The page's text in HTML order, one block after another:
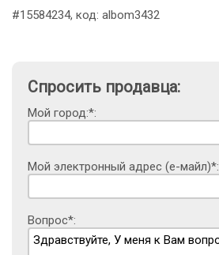
#15584234, код: albom3432
Спросить продавца:
Мой город:*:
Мой электронный адрес (е-майл)*:
Вопрос*: